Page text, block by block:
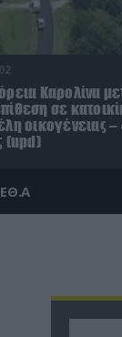
Καρολίνα
σε
οικογένειας –
(upd)